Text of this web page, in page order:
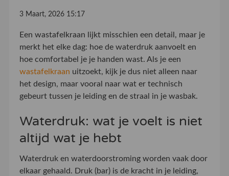
3 Maart, 2026 15:17
Een wastafelkraan lijkt misschien een detail, maar je
merkt het elke dag: hoe de waterdruk aanvoelt en
hoe comfortabel je je handen wast. Als je een
wastafelkraan uitzoekt, kijk je dus niet alleen naar
het design, maar vooral naar wat er technisch
gebeurt tussen je leiding en de straal in je wasbak.
Waterdruk: wat je voelt is niet
altijd wat je hebt
Waterdruk en waterdoorstroming worden vaak door
elkaar gehaald. Druk (bar) is de kracht in je leiding,